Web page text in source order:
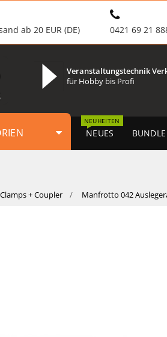
ab 20 EUR (DE) 0421 69 21
Veranstaltungstechnik
für Hobby bis Profi
NEUES
NEUHEITEN
BUNDLE
Clamps + Coupler Manfrotto 042